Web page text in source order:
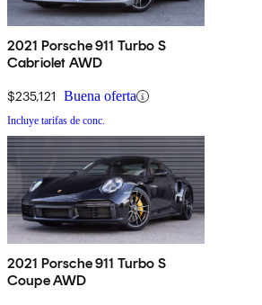
2021 Porsche 911 Turbo S
Cabriolet AWD
$235,121 Buena oferta
Incluye tarifas de conc.
2021 Porsche 911 Turbo S
Coupe AWD